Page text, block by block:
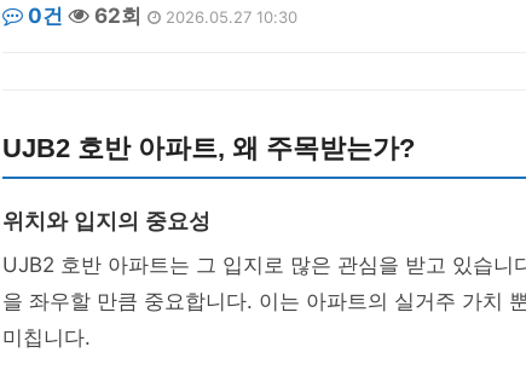
0건
62회 2026.05.27 10:30
UJB2 호반 아파트, 왜 주목받는가?
위치와 입지의 중요성
UJB2 호반 아파트는 그 입지로 많은 관심을 받고 있습니
을 좌우할 만큼 중요합니다. 이는 아파트의 실거주 가치
미칩니다.